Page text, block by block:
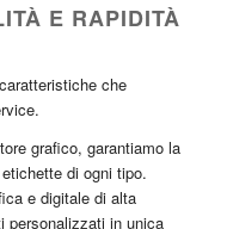
E RAPIDITÀ
che
grafico, garantiamo la
di ogni tipo.
e digitale di alta
personalizzati in unica